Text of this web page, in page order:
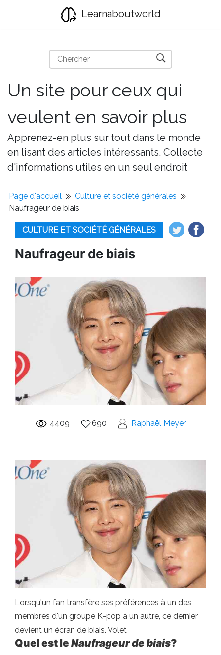
Learnaboutworld
Un site pour ceux qui
veulent en savoir plus
Apprenez-en plus sur tout dans le monde
en lisant des articles intéressants. Collecte
d'informations utiles en un seul endroit
Page d'accueil
Culture et société générales
Naufrageur de biais
CULTURE ET SOCIÉTÉ GÉNÉRALES
Naufrageur de biais
4409 690 Raphaël Meyer
Lorsqu'un fan transfère ses préférences à un des
membres d'un groupe K-pop à un autre, ce dernier
devient un écran de biais. Volet
Quel est le Naufrageur de biais?